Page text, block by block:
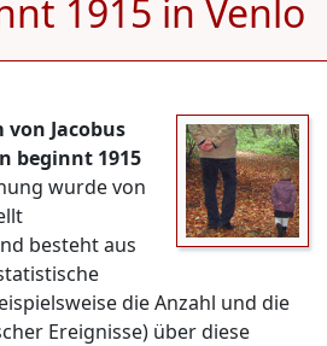
1915 in Venlo
Jacobus
beginnt 1915
wurde von
besteht aus
die Anzahl und die
Ereignisse) über diese